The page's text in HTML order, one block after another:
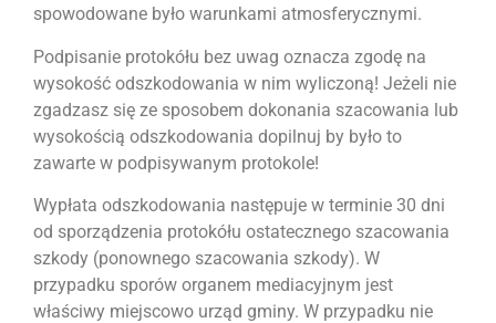
spowodowane było warunkami atmosferycznymi.
Podpisanie protokółu bez uwag oznacza zgodę na
wysokość odszkodowania w nim wyliczoną! Jeżeli nie
zgadzasz się ze sposobem dokonania szacowania lub
wysokością odszkodowania dopilnuj by było to
zawarte w podpisywanym protokole!
Wypłata odszkodowania następuje w terminie 30 dni
od sporządzenia protokółu ostatecznego szacowania
szkody (ponownego szacowania szkody). W
przypadku sporów organem mediacyjnym jest
właściwy miejscowo urząd gminy. W przypadku nie